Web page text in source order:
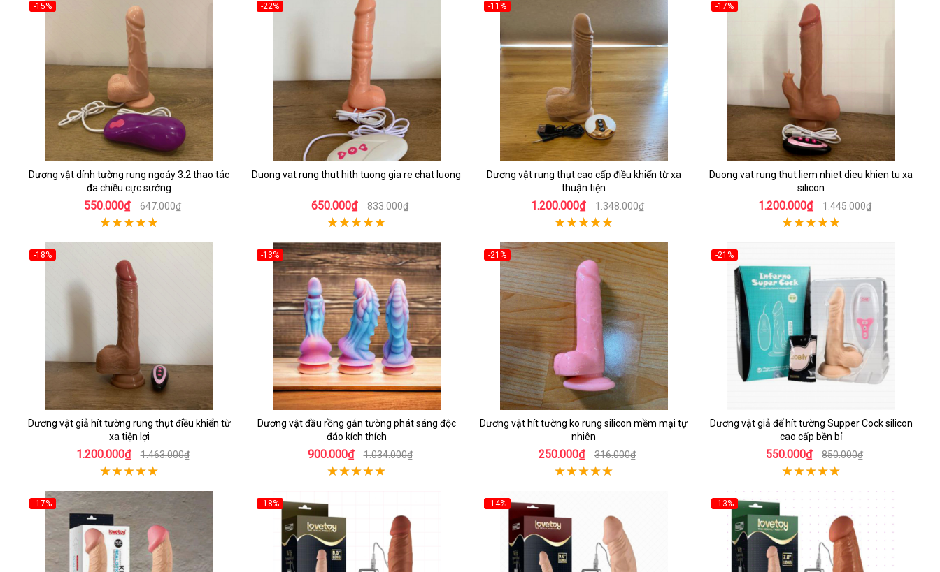
-15%
Dương vật dính tường rung ngoáy 3.2 thao tác
đa chiều cực sướng
550.000₫ 647.000₫
-22%
Duong vat rung thut hith tuong gia re chat luong
650.000₫ 833.000₫
-11%
Dương vật rung thụt cao cấp điều khiển từ xa
thuận tiện
1.200.000₫ 1.348.000₫
-17%
Duong vat rung thut liem nhiet dieu khien tu xa
silicon
1.200.000₫ 1.445.000₫
-18%
Dương vật giả hít tường rung thụt điều khiển từ
xa tiện lợi
1.200.000₫ 1.463.000₫
-13%
Dương vật đầu rồng gắn tường phát sáng độc
đáo kích thích
900.000₫ 1.034.000₫
-21%
Dương vật hít tường ko rung silicon mềm mại tự
nhiên
250.000₫ 316.000₫
-21%
Dương vật giả đế hít tường Supper Cock silicon
cao cấp bền bỉ
550.000₫ 850.000₫
-17% -18% -14% -13%